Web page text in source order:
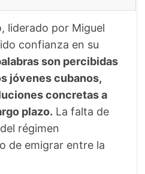
liderado por Miguel
confianza en su
son percibidas
jóvenes cubanos,
concretas a
plazo. La falta de
régimen
de emigrar entre la